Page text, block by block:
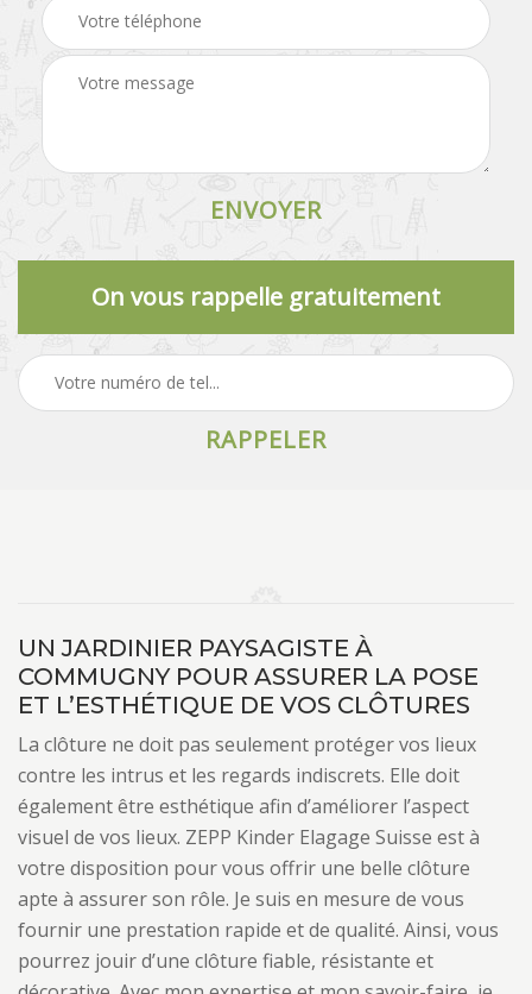
On vous rappelle gratuitement
UN JARDINIER PAYSAGISTE À
COMMUGNY POUR ASSURER LA POSE
ET L’ESTHÉTIQUE DE VOS CLÔTURES
La clôture ne doit pas seulement protéger vos lieux
contre les intrus et les regards indiscrets. Elle doit
également être esthétique afin d’améliorer l’aspect
visuel de vos lieux. ZEPP Kinder Elagage Suisse est à
votre disposition pour vous offrir une belle clôture
apte à assurer son rôle. Je suis en mesure de vous
fournir une prestation rapide et de qualité. Ainsi, vous
pourrez jouir d’une clôture fiable, résistante et